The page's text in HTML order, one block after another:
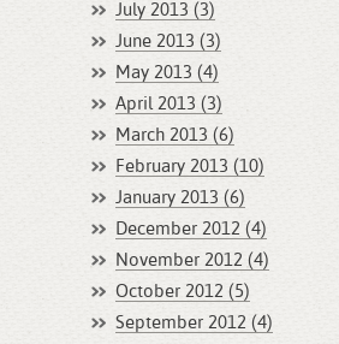
July 2013 (3)
June 2013 (3)
May 2013 (4)
April 2013 (3)
March 2013 (6)
February 2013 (10)
January 2013 (6)
December 2012 (4)
November 2012 (4)
October 2012 (5)
September 2012 (4)